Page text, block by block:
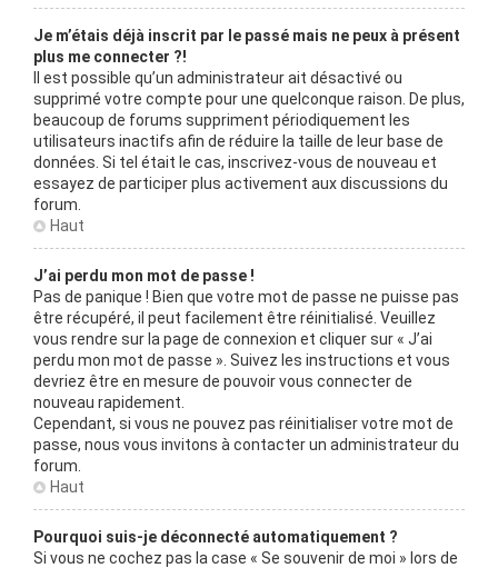
Je m’étais déjà inscrit par le passé mais ne peux à présent
plus me connecter ?!
Il est possible qu’un administrateur ait désactivé ou
supprimé votre compte pour une quelconque raison. De plus,
beaucoup de forums suppriment périodiquement les
utilisateurs inactifs afin de réduire la taille de leur base de
données. Si tel était le cas, inscrivez-vous de nouveau et
essayez de participer plus activement aux discussions du
forum.
Haut
J’ai perdu mon mot de passe !
Pas de panique ! Bien que votre mot de passe ne puisse pas
être récupéré, il peut facilement être réinitialisé. Veuillez
vous rendre sur la page de connexion et cliquer sur « J’ai
perdu mon mot de passe ». Suivez les instructions et vous
devriez être en mesure de pouvoir vous connecter de
nouveau rapidement.
Cependant, si vous ne pouvez pas réinitialiser votre mot de
passe, nous vous invitons à contacter un administrateur du
forum.
Haut
Pourquoi suis-je déconnecté automatiquement ?
Si vous ne cochez pas la case « Se souvenir de moi » lors de